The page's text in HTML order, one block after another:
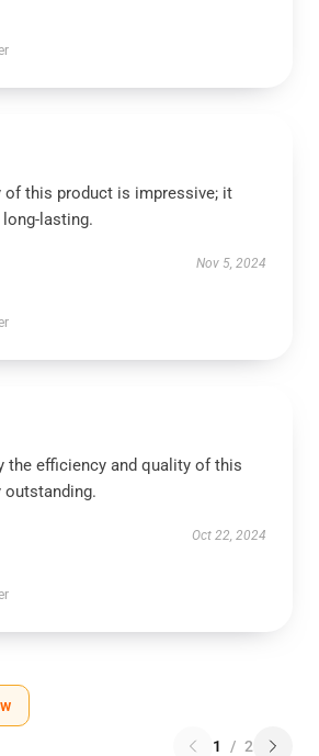
of this product is impressive; it
lasting.
Nov 5, 2024
the efficiency and quality of this
outstanding.
Oct 22, 2024
1 / 2